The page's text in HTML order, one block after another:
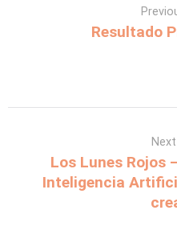
Resultado
Los Lunes Rojos
Inteligencia